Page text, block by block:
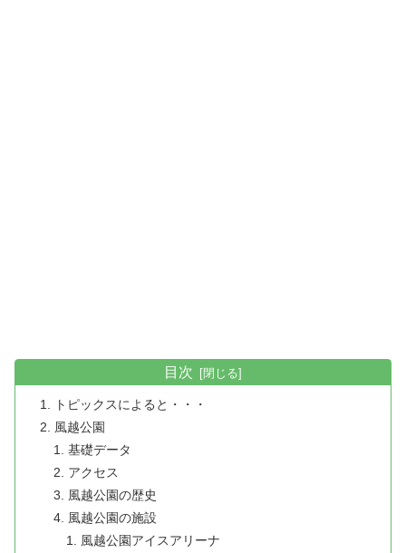
目次
トピックスによると・・・
風越公園
基礎データ
アクセス
風越公園の歴史
風越公園の施設
風越公園アイスアリーナ